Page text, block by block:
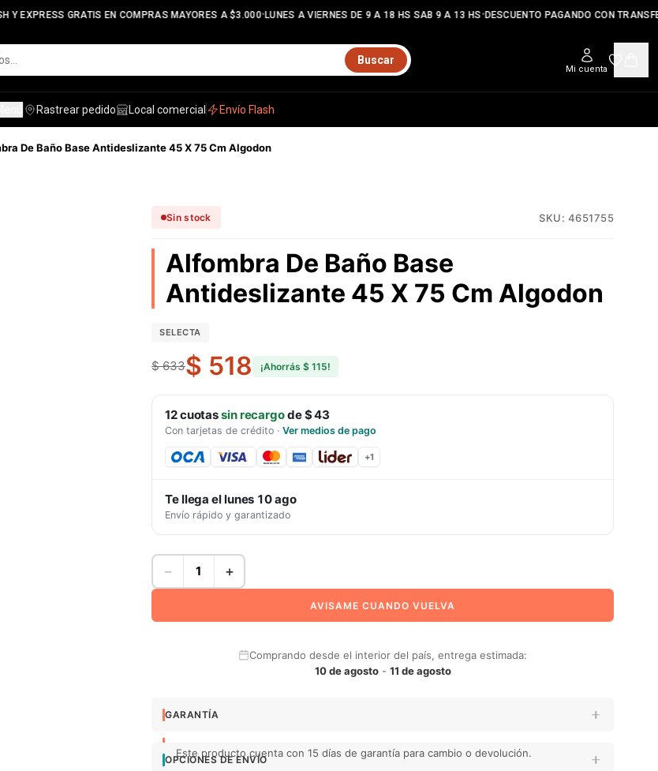
Y EXPRESS GRATIS EN COMPRAS MAYORES A $3.000•LUNES A VIERNES DE 9 A 18 HS SAB 9 A 13 HS•DESCUENTO PAGANDO CON
Buscar
Mi cuenta
Rastrear pedido Local comercial Envío Flash
De Baño Base Antideslizante 45 X 75 Cm Algodon
Sin stock SKU: 4651755
Alfombra De Baño Base
Antideslizante 45 X 75 Cm Algodon
SELECTA
$ 633$ 518 ¡Ahorrás $ 115!
12cuotassin recargode$ 43
Con tarjetas de crédito · Ver medios de pago
+1
Te llega ellunes 10 ago
Envío rápido y garantizado
− +
AVISAME CUANDO VUELVA
Comprando desde el interior del país, entrega estimada:
10 de agosto- 11 de agosto
GARANTÍA
Este producto cuenta con 15 días de garantía para cambio o devolución.
OPCIONES DE ENVÍO